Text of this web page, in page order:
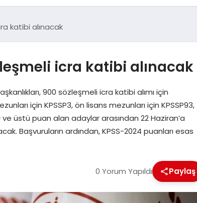
katibi alınacak
icra katibi alınacak
900 sözleşmeli icra katibi alımı için
için KPSSP3, ön lisans mezunları için KPSSP93,
üstü puan alan adaylar arasından 22 Haziran’a
Başvuruların ardından, KPSS-2024 puanları esas
0 Yorum Yapıldı Paylaş